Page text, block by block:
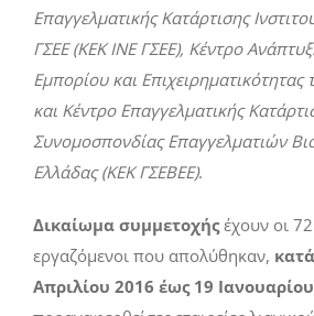
Επαγγελματικής Κατάρτισης
ΓΣΕΕ (ΚΕΚ ΙΝΕ ΓΣΕΕ), Κέντρο
Εμπορίου και Επιχειρηματικότητας
και Κέντρο Επαγγελματικής
Συνομοσπονδίας Επαγγελματιών
Ελλάδας (ΚΕΚ ΓΣΕΒΕΕ).
Δικαίωμα συμμετοχής έχουν οι
εργαζόμενοι που απολύθηκαν,
Απριλίου 2016 έως 19